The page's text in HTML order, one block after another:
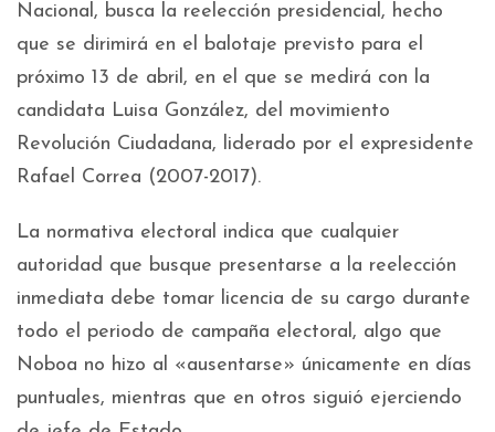
Nacional, busca la reelección presidencial, hecho
que se dirimirá en el balotaje previsto para el
próximo 13 de abril, en el que se medirá con la
candidata Luisa González, del movimiento
Revolución Ciudadana, liderado por el expresidente
Rafael Correa (2007-2017).
La normativa electoral indica que cualquier
autoridad que busque presentarse a la reelección
inmediata debe tomar licencia de su cargo durante
todo el periodo de campaña electoral, algo que
Noboa no hizo al «ausentarse» únicamente en días
puntuales, mientras que en otros siguió ejerciendo